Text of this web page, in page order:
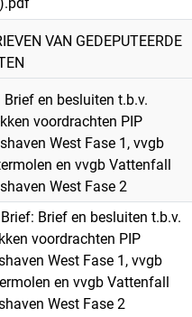
VAN GEDEPUTEERDE
Brief en besluiten t.b.v.
voordrachten PIP
West Fase 1, vvgb
en vvgb Vattenfall
West Fase 2
Brief: Brief en besluiten t.b.v.
voordrachten PIP
West Fase 1, vvgb
en vvgb Vattenfall
West Fase 2